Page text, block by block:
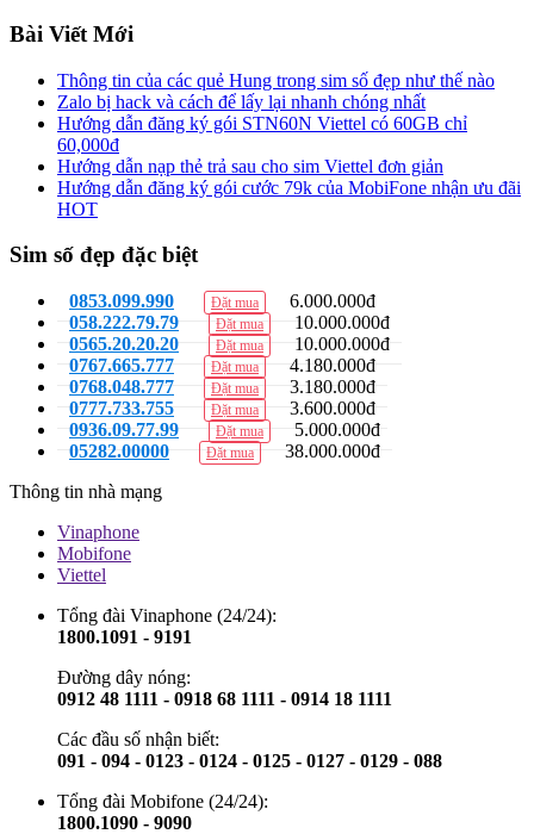
Bài Viết Mới
Thông tin của các quẻ Hung trong sim số đẹp như thế nào
Zalo bị hack và cách để lấy lại nhanh chóng nhất
Hướng dẫn đăng ký gói STN60N Viettel có 60GB chỉ
60,000đ
Hướng dẫn nạp thẻ trả sau cho sim Viettel đơn giản
Hướng dẫn đăng ký gói cước 79k của MobiFone nhận ưu đãi
HOT
Sim số đẹp đặc biệt
0853.099.990 Đặt mua
6.000.000đ
058.222.79.79
Đặt mua
10.000.000đ
0565.20.20.20
Đặt mua
10.000.000đ
0767.665.777
Đặt mua
4.180.000đ
0768.048.777
Đặt mua
3.180.000đ
0777.733.755
Đặt mua
3.600.000đ
0936.09.77.99
Đặt mua
5.000.000đ
05282.00000
Đặt mua
38.000.000đ
Thông tin nhà mạng
Vinaphone
Mobifone
Viettel
Tổng đài Vinaphone (24/24):
1800.1091 - 9191
Đường dây nóng:
0912 48 1111 - 0918 68 1111 - 0914 18 1111
Các đầu số nhận biết:
091 - 094 - 0123 - 0124 - 0125 - 0127 - 0129 - 088
Tổng đài Mobifone (24/24):
1800.1090 - 9090